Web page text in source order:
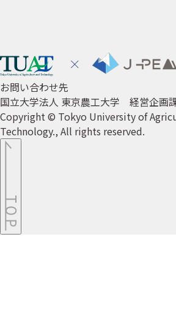
お問い合わせ先
国立大学法人 東京農工大学 経営企画
Copyright © Tokyo University of
Technology., All rights reserved.